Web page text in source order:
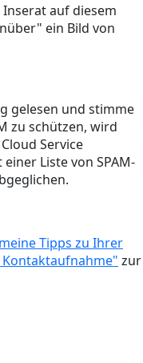
auf diesem
ein Bild von
gelesen und stimme
zu schützen, wird
Service
Liste von SPAM-
Tipps zu Ihrer
zur